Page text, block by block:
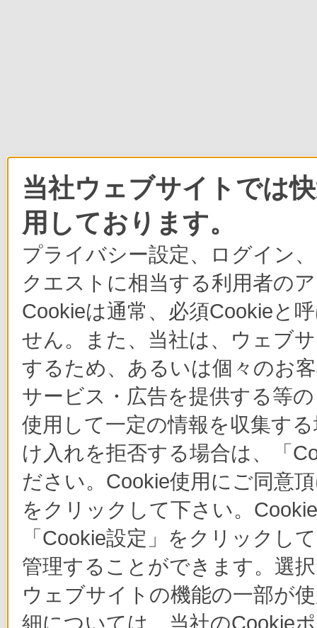
当社ウェブサイトでは
用しております。
プライバシー設定、ログイン
クエストに相当する利用者の
Cookieは通常、必須Cookieと
せん。また、当社は、ウェブ
するため、あるいは個々のお
サービス・広告を提供する等
使用して一定の情報を収集す
け入れを拒否する場合は、「
ださい。Cookie使用にご同意
をクリックして下さい。
「Cookie設定」をクリックし
管理することができます。選
ウェブサイトの機能の一部が
細については、当社のCookie